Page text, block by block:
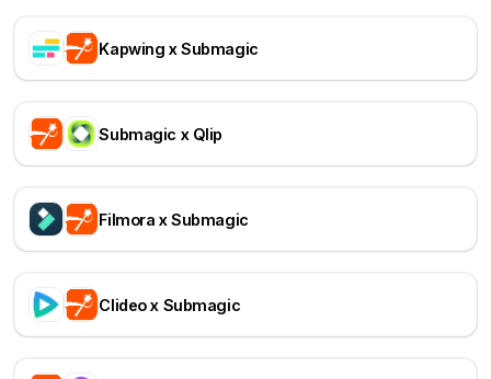
Kapwing x Submagic
Submagic x Qlip
Filmora x Submagic
Clideo x Submagic